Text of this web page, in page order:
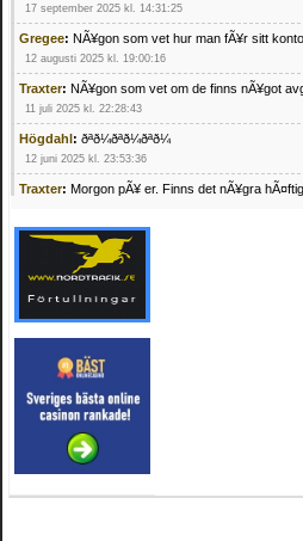
17 september 2025 kl. 14:31:25
Gregee: NÃ¥gon som vet hur man fÃ¥r sitt
12 augusti 2025 kl. 19:00:16
Traxter: NÃ¥gon som vet om de finns nÃ¥got
11 juli 2025 kl. 22:28:43
Högdahl: ðªð¼ðªð¼ðªð¼
12 juni 2025 kl. 23:53:36
Traxter: Morgon pÃ¥ er. Finns det nÃ¥gra
Mrhandsome:SÃ¶ker defekta/trasiga
pÃ¥ 0709955029 eller
mvh Hugo
21 februari 2025 kl. 09:25:52
Oscar5:NÃ¥gon som vet vad man kan begÃ¤ra
4 februari 2025 kl. 19:20:50
Oscar5:44
4 februari 2025 kl. 19:15:36
Greger59:NÃ¤gon som vet har en Cetek 500 EFI
15 januari 2025 kl. 23:49:44
Mrhandsome:SÃÂ¶ker defekta/trasiga